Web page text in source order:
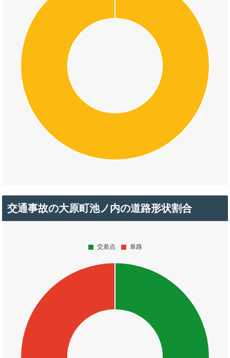
交通事故の大原町池ノ内の道路形状割合